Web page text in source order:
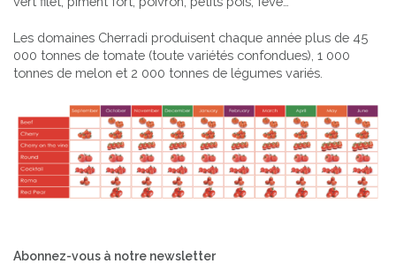
Les domaines Cherradi produisent chaque année plus de 45
000 tonnes de tomate (toute variétés confondues), 1 000
tonnes de melon et 2 000 tonnes de légumes variés.
Abonnez-vous à notre newsletter